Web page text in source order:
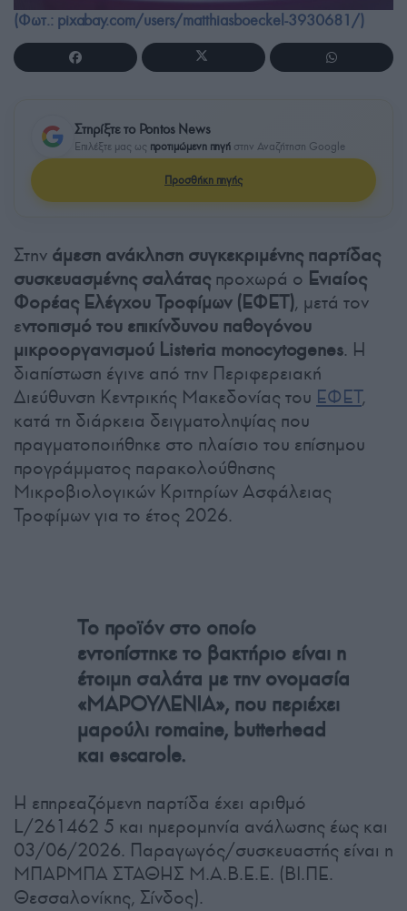
(Φωτ.: pixabay.com/users/matthiasboeckel-3930681/)
Στηρίξτε το Pontos News
Επιλέξτε μας ως προτιμώμενη πηγή στην Αναζήτηση Google
Προσθήκη πηγής
Στην άμεση ανάκληση συγκεκριμένης παρτίδας
συσκευασμένης σαλάταςπροχωρά ο Ενιαίος
Φορέας Ελέγχου Τροφίμων (ΕΦΕΤ), μετά τον
εντοπισμό του επικίνδυνου παθογόνου
μικροοργανισμού Listeria monocytogenes. Η
διαπίστωση έγινε από την Περιφερειακή
Διεύθυνση Κεντρικής Μακεδονίας του ΕΦΕΤ,
κατά τη διάρκεια δειγματοληψίας που
πραγματοποιήθηκε στο πλαίσιο του επίσημου
προγράμματος παρακολούθησης
Μικροβιολογικών Κριτηρίων Ασφάλειας
Τροφίμων για το έτος 2026.
Το προϊόν στο οποίο
εντοπίστηκε το βακτήριο είναι η
έτοιμη σαλάτα με την ονομασία
«ΜΑΡΟΥΛΕΝΙΑ», που περιέχει
μαρούλι romaine, butterhead
και escarole.
Η επηρεαζόμενη παρτίδα έχει αριθμό
L/261462 5 και ημερομηνία ανάλωσης έως και
03/06/2026. Παραγωγός/συσκευαστής είναι η
ΜΠΑΡΜΠΑ ΣΤΑΘΗΣ Μ.Α.Β.Ε.Ε. (ΒΙ.ΠΕ.
Θεσσαλονίκης, Σίνδος).